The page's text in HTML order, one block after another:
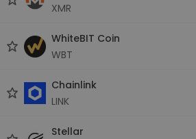
XMR
WhiteBIT Coin
WBT
Chainlink
LINK
Stellar